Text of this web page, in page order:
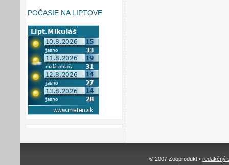
POČASIE NA LIPTOVE
© 2007 Zooprodukt • redakčný